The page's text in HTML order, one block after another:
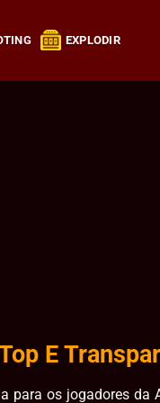
EXPLODIR
E
para os jogadores da